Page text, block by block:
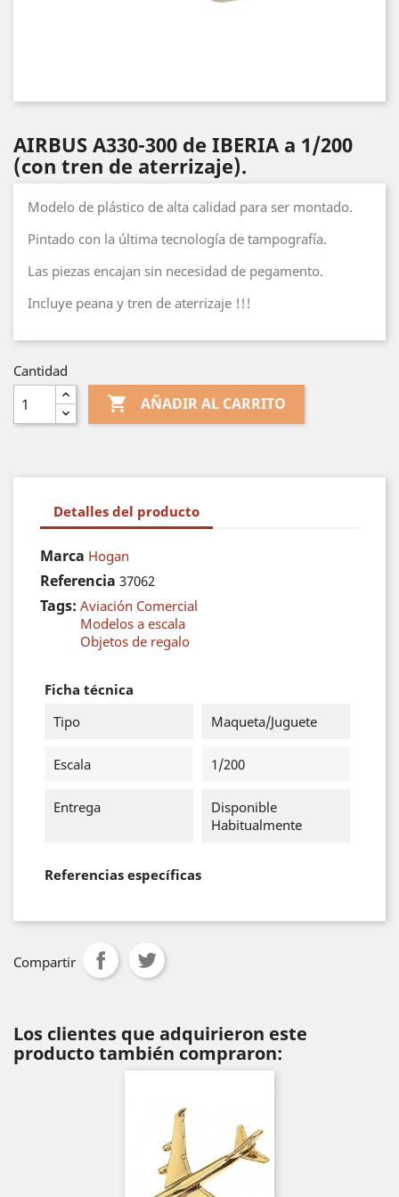
AIRBUS A330-300 de IBERIA a 1/200
(con tren de aterrizaje).
Modelo de plástico de alta calidad para ser montado.
Pintado con la última tecnología de tampografía.
Las piezas encajan sin necesidad de pegamento.
Incluye peana y tren de aterrizaje !!!
Cantidad
 AÑADIR AL CARRITO
Detalles del producto
Marca Hogan
Referencia 37062
Tags: Aviación Comercial
Modelos a escala
Objetos de regalo
Ficha técnica
Tipo
Maqueta/Juguete
Escala 1/200
Entrega
Disponible
Habitualmente
Referencias específicas
Compartir
Los clientes que adquirieron este
producto también compraron: